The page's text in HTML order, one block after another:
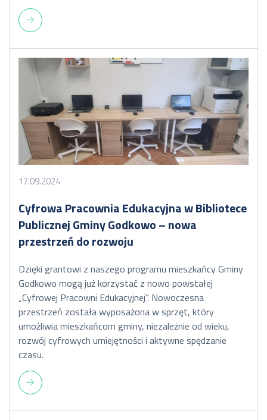
17.09.2024
Cyfrowa Pracownia Edukacyjna w Bibliotece
Publicznej Gminy Godkowo – nowa
przestrzeń do rozwoju
Dzięki grantowi z naszego programu mieszkańcy Gminy
Godkowo mogą już korzystać z nowo powstałej
„Cyfrowej Pracowni Edukacyjnej”. Nowoczesna
przestrzeń została wyposażona w sprzęt, który
umożliwia mieszkańcom gminy, niezależnie od wieku,
rozwój cyfrowych umiejętności i aktywne spędzanie
czasu.